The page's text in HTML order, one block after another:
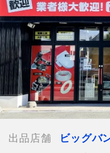
【メーカー】
【型番】VK34N
【付属品】外箱
【ランク】Sランク
中身の確認の為の
～2度程）、または店頭
【使用予定配送業者】
【こちらの商品は在庫連
ョップと併売を行なって
の反映が間に合わず欠品
出品店舗
ビッグバ